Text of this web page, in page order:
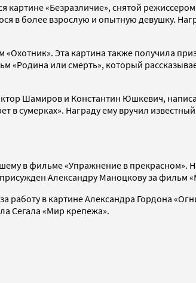
«Безразличие», снятой
в более взрослую и опытную девушку.
Эта картина также получила
или смерть», который
Шамиров и Константин Юшкевич,
сумерках». Награду ему вручил
в фильме «Упражнение в прекрасном».
Александру Маноцкову за фильм
в картине Александра Гордона
Сегала «Мир крепежа».